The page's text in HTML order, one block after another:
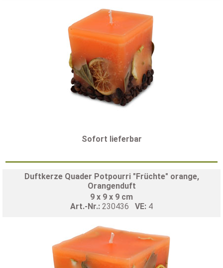
Sofort lieferbar
Duftkerze Quader Potpourri "Früchte" orange,
Orangenduft
9 x 9 x 9 cm
Art.-Nr.: 230436 VE: 4